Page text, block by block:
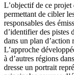
L’objectif de ce projet
permettant de cibler
responsables des
d’identifier des pistes
dans un plan d’action
L’approche
à d’autres régions
dresse un portrait